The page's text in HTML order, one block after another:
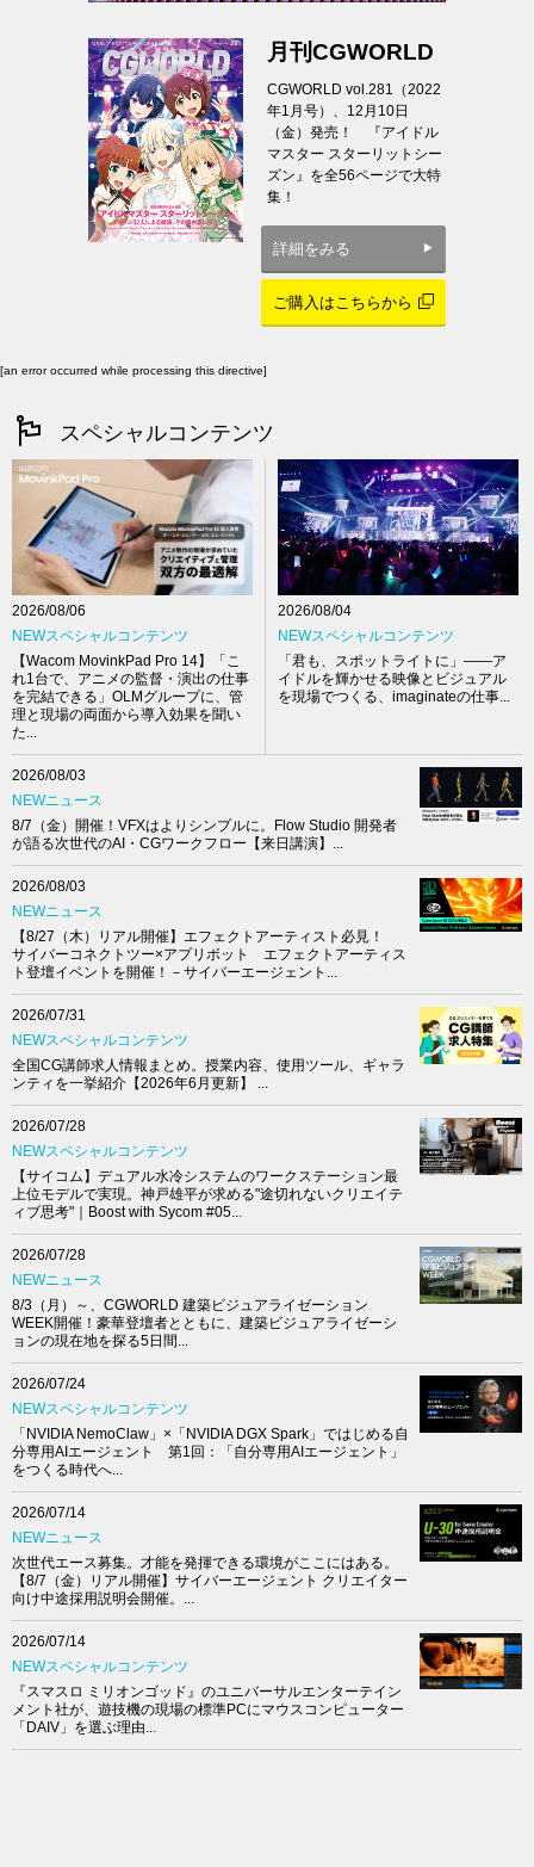
月刊CGWORLD
CGWORLD vol.281（2022
年1月号）、12月10日
（金）発売！ 『アイドル
マスター スターリットシー
ズン』を全56ページで大特
集！
詳細をみる
ご購入はこちらから
[an error occurred while processing this directive]
スペシャルコンテンツ
2026/08/06
NEWスペシャルコンテンツ
【Wacom MovinkPad Pro 14】「こ
れ1台で、アニメの監督・演出の仕事
を完結できる」OLMグループに、管
理と現場の両面から導入効果を聞い
た...
2026/08/04
NEWスペシャルコンテンツ
「君も、スポットライトに」――ア
イドルを輝かせる映像とビジュアル
を現場でつくる、imaginateの仕事...
2026/08/03
NEWニュース
8/7（金）開催！VFXはよりシンプルに。Flow Studio 開発者
が語る次世代のAI・CGワークフロー【来日講演】...
2026/08/03
NEWニュース
【8/27（木）リアル開催】エフェクトアーティスト必見！
サイバーコネクトツー×アプリボット エフェクトアーティス
ト登壇イベントを開催！－サイバーエージェント...
2026/07/31
NEWスペシャルコンテンツ
全国CG講師求人情報まとめ。授業内容、使用ツール、ギャラ
ンティを一挙紹介【2026年6月更新】 ...
2026/07/28
NEWスペシャルコンテンツ
【サイコム】デュアル水冷システムのワークステーション最
上位モデルで実現。神戸雄平が求める"途切れないクリエイテ
ィブ思考"｜Boost with Sycom #05...
2026/07/28
NEWニュース
8/3（月）～、CGWORLD 建築ビジュアライゼーション
WEEK開催！豪華登壇者とともに、建築ビジュアライゼーシ
ョンの現在地を探る5日間...
2026/07/24
NEWスペシャルコンテンツ
「NVIDIA NemoClaw」×「NVIDIA DGX Spark」ではじめる自
分専用AIエージェント 第1回：「自分専用AIエージェント」
をつくる時代へ...
2026/07/14
NEWニュース
次世代エース募集。才能を発揮できる環境がここにはある。
【8/7（金）リアル開催】サイバーエージェント クリエイター
向け中途採用説明会開催。...
2026/07/14
NEWスペシャルコンテンツ
『スマスロ ミリオンゴッド』のユニバーサルエンターテイン
メント社が、遊技機の現場の標準PCにマウスコンピューター
「DAIV」を選ぶ理由...